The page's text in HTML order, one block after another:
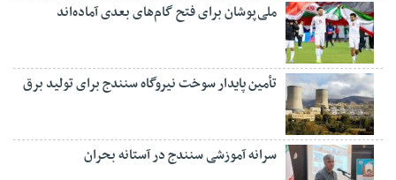
ملی‌پوشان برای فتح گام‌های بعدی آماده‌اند
تأمین پایدار سوخت نیروگاه سنندج برای تولید برق
سرانه آموزشی سنندج در آستانه بحران